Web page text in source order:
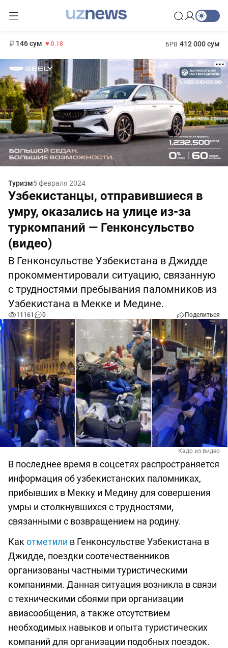
146 сум -0.18 БРВ 412 000 сум
Туризм5 февраля 2024
Узбекистанцы, отправившиеся в
умру, оказались на улице из-за
туркомпаний — Генконсульство
(видео)
В Генконсульстве Узбекистана в Джидде
прокомментировали ситуацию, связанную
с трудностями пребывания паломников из
Узбекистана в Мекке и Медине.
11161 0 Поделиться
Кадр из видео
В последнее время в соцсетях распространяется
информация об узбекистанских паломниках,
прибывших в Мекку и Медину для совершения
умры и столкнувшихся с трудностями,
связанными с возвращением на родину.
Как отметили в Генконсульстве Узбекистана в
Джидде, поездки соотечественников
организованы частными туристическими
компаниями. Данная ситуация возникла в связи
с техническими сбоями при организации
авиасообщения, а также отсутствием
необходимых навыков и опыта туристических
компаний для организации подобных поездок.